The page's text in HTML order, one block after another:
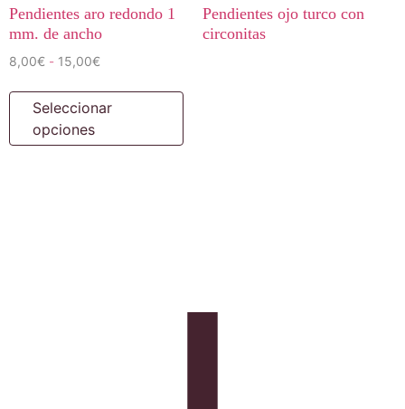
Pendientes aro redondo 1
mm. de ancho
8,00€ - 15,00€
Seleccionar
opciones
Pendientes ojo turco con
circonitas